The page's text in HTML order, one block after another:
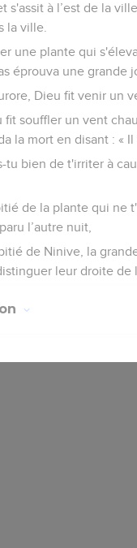
s'assit à l’est de la
la ville.
une plante qui
éprouva une grande
Dieu fit venir un
souffler un vent
la mort en disant : «
tu bien de t'irriter à
de la plante qui ne
l’autre nuit,
de Ninive, la
leur droite de